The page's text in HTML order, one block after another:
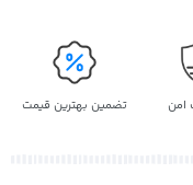
اصل | کاپشن دخترانه
امن تضمین بهترین قیمت